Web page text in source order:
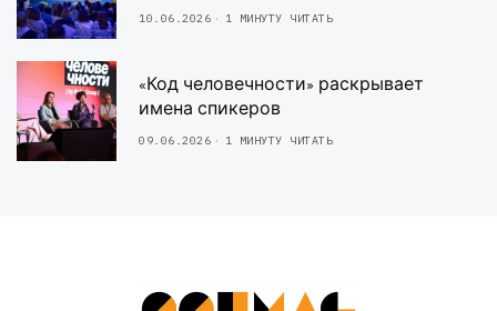
10.06.2026 1 МИНУТУ ЧИТАТЬ
«Код человечности» раскрывает
имена спикеров
09.06.2026 1 МИНУТУ ЧИТАТЬ